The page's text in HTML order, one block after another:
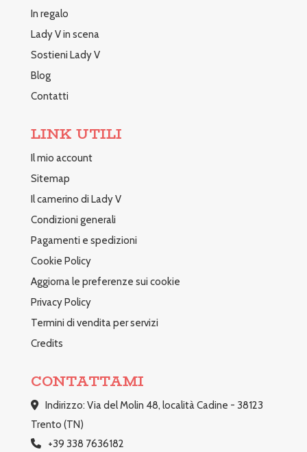
In regalo
Lady V in scena
Sostieni Lady V
Blog
Contatti
LINK UTILI
Il mio account
Sitemap
Il camerino di Lady V
Condizioni generali
Pagamenti e spedizioni
Cookie Policy
Aggiorna le preferenze sui cookie
Privacy Policy
Termini di vendita per servizi
Credits
CONTATTAMI
Indirizzo: Via del Molin 48, località Cadine - 38123
Trento (TN)
+39 338 7636182